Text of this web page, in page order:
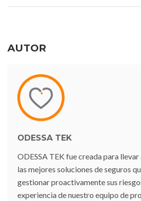
AUTOR
ODESSA TEK
ODESSA TEK fue creada para
las mejores soluciones de seguros
gestionar proactivamente sus
experiencia de nuestro equipo de